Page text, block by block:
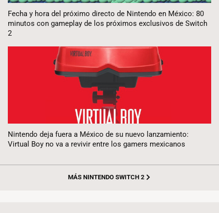
Fecha y hora del próximo directo de Nintendo en México: 80
minutos con gameplay de los próximos exclusivos de Switch
2
Nintendo deja fuera a México de su nuevo lanzamiento:
Virtual Boy no va a revivir entre los gamers mexicanos
MÁS NINTENDO SWITCH 2